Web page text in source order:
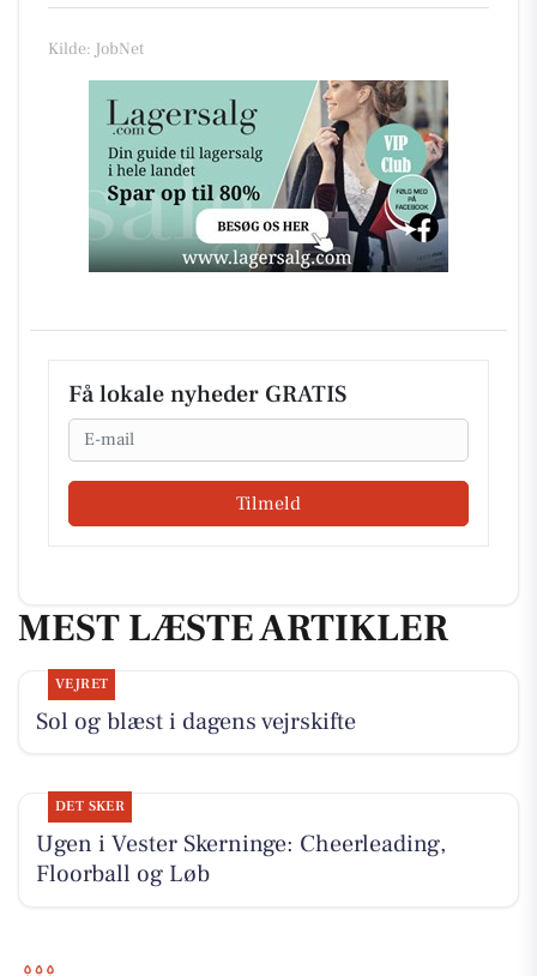
Kilde: JobNet
Få lokale nyheder GRATIS
Email
Tilmeld
MEST LÆSTE ARTIKLER
VEJRET
Sol og blæst i dagens vejrskifte
DET SKER
Ugen i Vester Skerninge: Cheerleading,
Floorball og Løb